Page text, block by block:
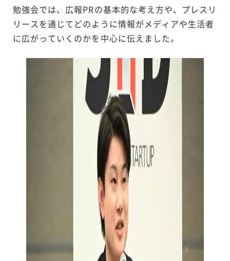
勉強会では、広報PRの基本的な考え方や、プレスリ
リースを通じてどのように情報がメディアや生活者
に広がっていくのかを中心に伝えました。